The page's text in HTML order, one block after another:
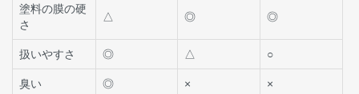
塗料の膜の硬
さ
△ ◎ ◎
扱いやすさ ◎ △ ○
臭い ◎ × ×